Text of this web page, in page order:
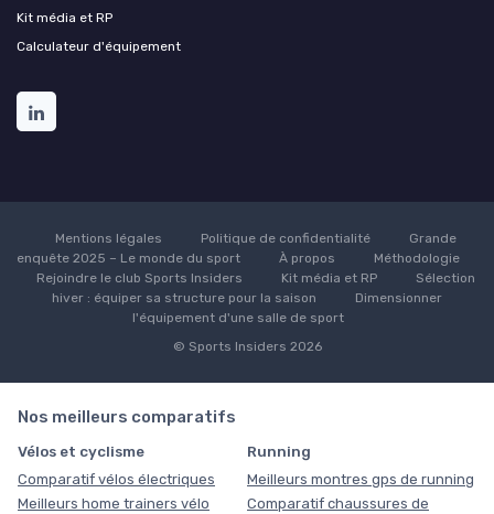
Kit média et RP
Calculateur d'équipement
Mentions légales Politique de confidentialité
Grande
enquête 2025 – Le monde du sport
À propos
Méthodologie
Rejoindre le club Sports Insiders
Kit média et RP
Sélection
hiver : équiper sa structure pour la saison
Dimensionner
l'équipement d'une salle de sport
© Sports Insiders 2026
Nos meilleurs comparatifs
Vélos et cyclisme
Comparatif vélos électriques
Meilleurs home trainers vélo
Running
Meilleurs montres gps de running
Comparatif chaussures de